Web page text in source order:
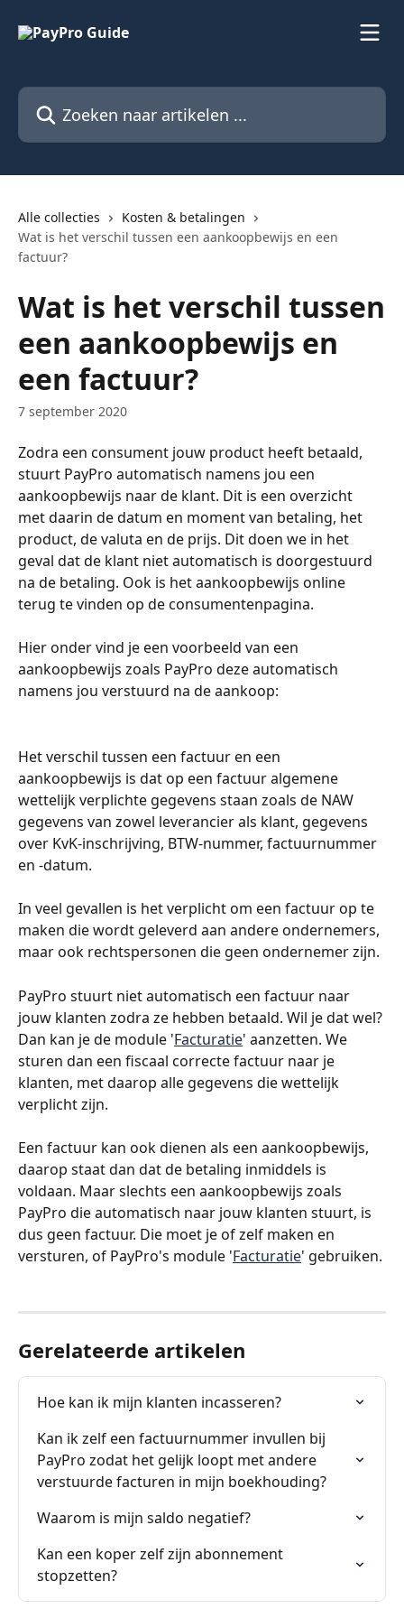
Zoeken naar artikelen ...
Alle collecties
Kosten & betalingen
Wat is het verschil tussen een aankoopbewijs en een
factuur?
Wat is het verschil tussen
een aankoopbewijs en
een factuur?
7 september 2020
Zodra een consument jouw product heeft betaald,
stuurt PayPro automatisch namens jou een
aankoopbewijs naar de klant. Dit is een overzicht
met daarin de datum en moment van betaling, het
product, de valuta en de prijs. Dit doen we in het
geval dat de klant niet automatisch is doorgestuurd
na de betaling. Ook is het aankoopbewijs online
terug te vinden op de consumentenpagina.
Hier onder vind je een voorbeeld van een
aankoopbewijs zoals PayPro deze automatisch
namens jou verstuurd na de aankoop:
Het verschil tussen een factuur en een
aankoopbewijs is dat op een factuur algemene
wettelijk verplichte gegevens staan zoals de NAW
gegevens van zowel leverancier als klant, gegevens
over KvK-inschrijving, BTW-nummer, factuurnummer
en -datum.
In veel gevallen is het verplicht om een factuur op te
maken die wordt geleverd aan andere ondernemers,
maar ook rechtspersonen die geen ondernemer zijn.
PayPro stuurt niet automatisch een factuur naar
jouw klanten zodra ze hebben betaald. Wil je dat wel?
Dan kan je de module 'Facturatie' aanzetten. We
sturen dan een fiscaal correcte factuur naar je
klanten, met daarop alle gegevens die wettelijk
verplicht zijn.
Een factuur kan ook dienen als een aankoopbewijs,
daarop staat dan dat de betaling inmiddels is
voldaan. Maar slechts een aankoopbewijs zoals
PayPro die automatisch naar jouw klanten stuurt, is
dus geen factuur. Die moet je of zelf maken en
versturen, of PayPro's module 'Facturatie' gebruiken.
Gerelateerde artikelen
Hoe kan ik mijn klanten incasseren?
Kan ik zelf een factuurnummer invullen bij
PayPro zodat het gelijk loopt met andere
verstuurde facturen in mijn boekhouding?
Waarom is mijn saldo negatief?
Kan een koper zelf zijn abonnement
stopzetten?